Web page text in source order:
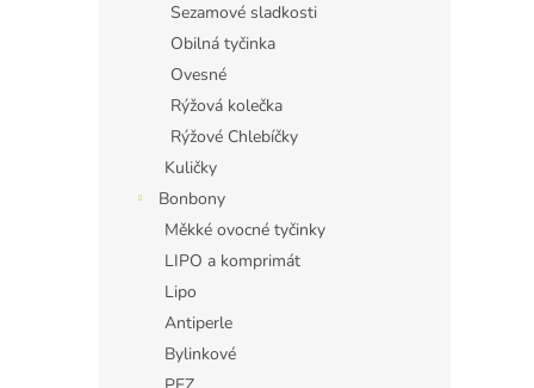
Sezamové sladkosti
Obilná tyčinka
Ovesné
Rýžová kolečka
Rýžové Chlebíčky
Kuličky
Bonbony
Měkké ovocné tyčinky
LIPO a komprimát
Lipo
Antiperle
Bylinkové